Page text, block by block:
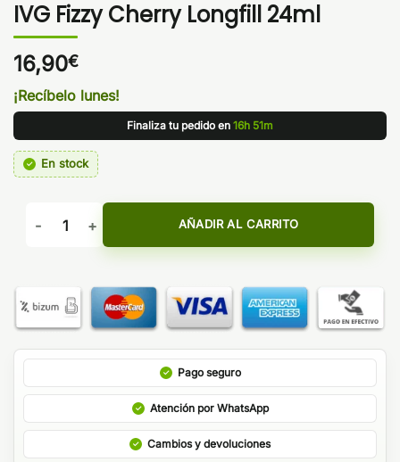
IVG Fizzy Cherry Longfill 24ml
16,90€
¡Recíbelo lunes!
Finaliza tu pedido en 16h 51m
En stock
IVG Fizzy Cherry Longfill 24ml cantidad
AÑADIR AL CARRITO
Pago seguro
Atención por WhatsApp
Cambios y devoluciones